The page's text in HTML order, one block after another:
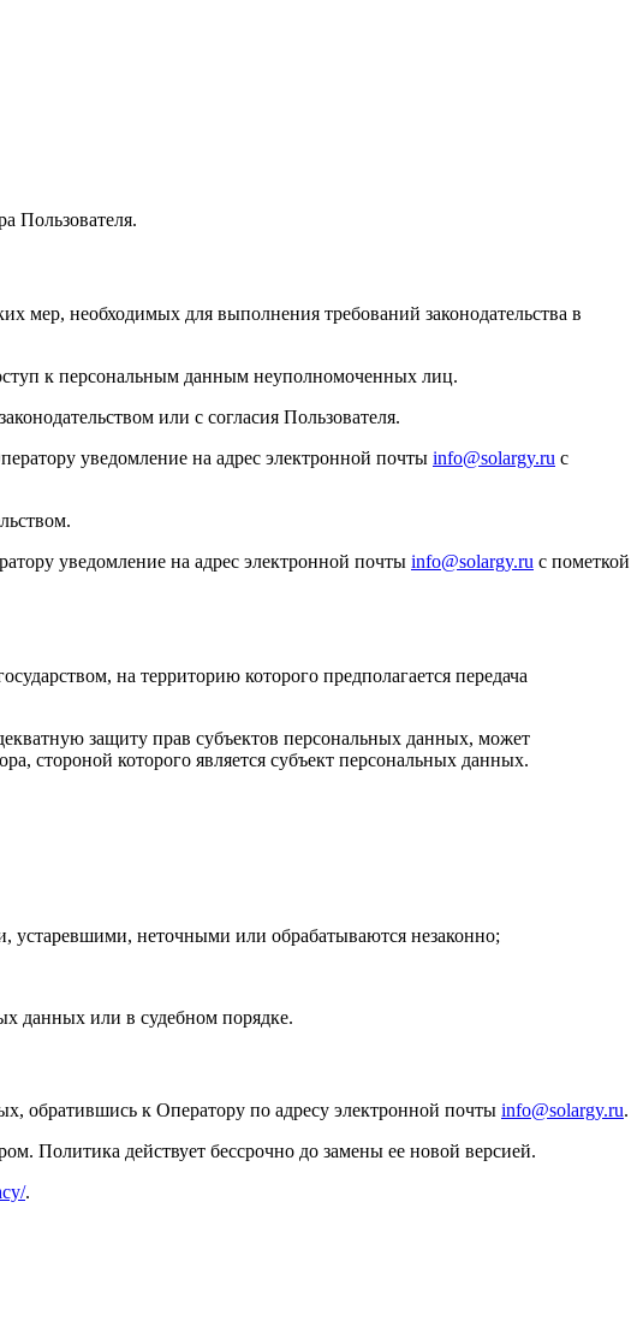
Пользователя.
мер, необходимых для выполнения требований законодательства в
к персональным данным неуполномоченных лиц.
или с согласия Пользователя.
уведомление на адрес электронной почты info@solargy.ru с
уведомление на адрес электронной почты info@solargy.ru с пометкой
на территорию которого предполагается передача
защиту прав субъектов персональных данных, может
стороной которого является субъект персональных данных.
устаревшими, неточными или обрабатываются незаконно;
данных или в судебном порядке.
обратившись к Оператору по адресу электронной почты info@solargy.ru.
Политика действует бессрочно до замены ее новой версией.
.